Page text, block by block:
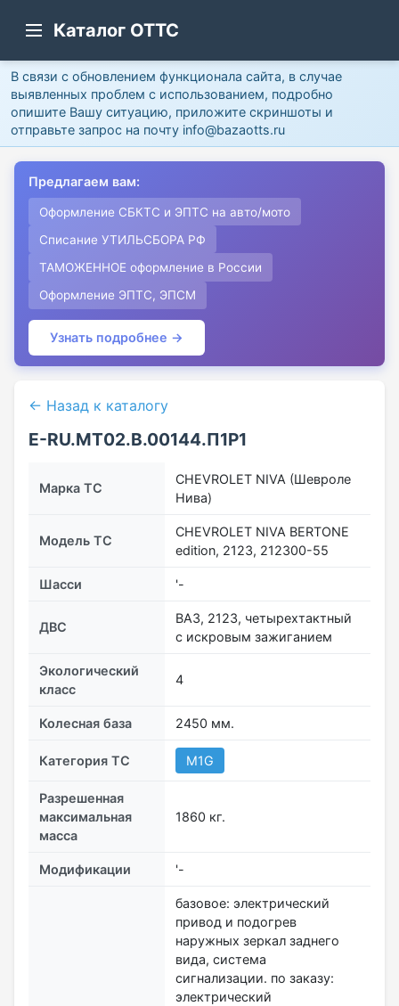
Каталог ОТТС
В связи с обновлением функционала сайта, в случае
выявленных проблем с использованием, подробно
опишите Вашу ситуацию, приложите скриншоты и
отправьте запрос на почту info@bazaotts.ru
Предлагаем вам:
Оформление СБКТС и ЭПТС на авто/мото
Списание УТИЛЬСБОРА РФ
ТАМОЖЕННОЕ оформление в России
Оформление ЭПТС, ЭПСМ
Узнать подробнее →
← Назад к каталогу
E-RU.MT02.B.00144.П1Р1
Марка ТС
CHEVROLET NIVA (Шевроле
Нива)
Модель ТС
CHEVROLET NIVA BERTONE
edition, 2123, 212300-55
Шасси '-
ДВС
ВАЗ, 2123, четырехтактный
с искровым зажиганием
Экологический
класс
4
Колесная база 2450 мм.
Категория ТС М1G
Разрешенная
максимальная
масса
1860 кг.
Модификации '-
базовое: электрический
привод и подогрев
наружных зеркал заднего
вида, система
сигнализации. по заказу:
электрический